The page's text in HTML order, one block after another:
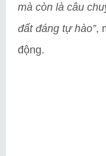
mà còn là câu
đất đáng tự hào”,
động.